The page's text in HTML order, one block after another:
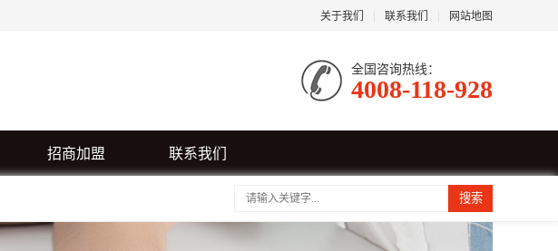
关于我们 联系我们 网站地图
全国咨询热线：
4008-118-928
招商加盟 联系我们
搜索